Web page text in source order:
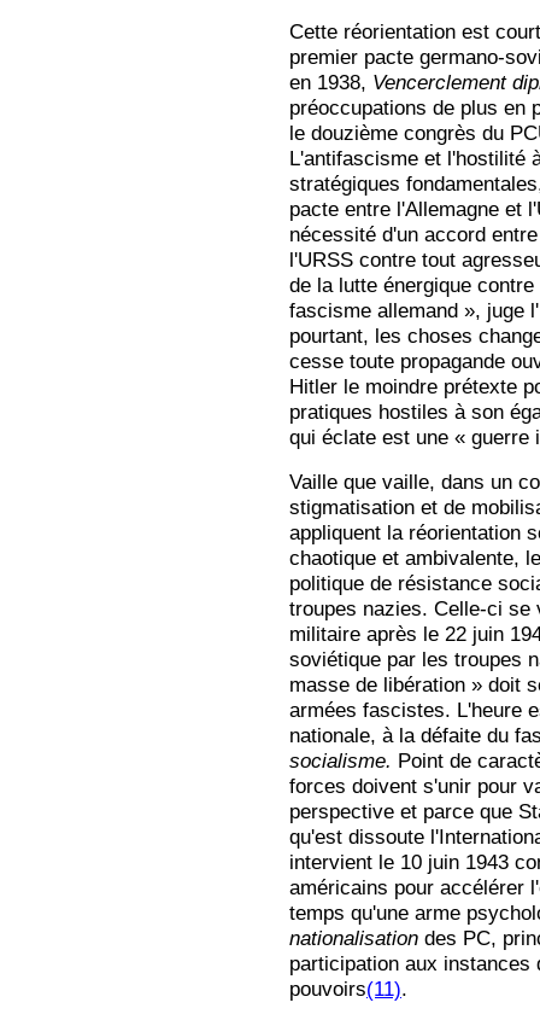
Cette réorientation est
premier pacte germano-
en 1938, Vencerclement
préoccupations de plus en
le douzième congrès du
L'antifascisme et l'hostilité
stratégiques
pacte entre l'Allemagne et
nécessité d'un accord
l'URSS contre tout
de la lutte énergique
fascisme allemand », juge
pourtant, les choses
cesse toute propagande
Hitler le moindre prétexte
pratiques hostiles à son
qui éclate est une « guerre
Vaille que vaille, dans un
stigmatisation et de
appliquent la réorientation
chaotique et ambivalente,
politique de résistance
troupes nazies. Celle-ci se
militaire après le 22 juin
soviétique par les troupes
masse de libération » doit
armées fascistes. L'heure
nationale, à la défaite du
socialisme. Point de
forces doivent s'unir pour
perspective et parce que
qu'est dissoute
intervient le 10 juin 1943
américains pour accélérer
temps qu'une arme
nationalisation des PC,
participation aux instances
pouvoirs(11).